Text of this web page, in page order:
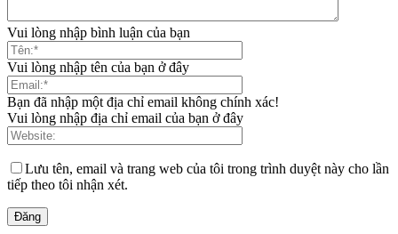
Vui lòng nhập bình luận của bạn
Vui lòng nhập tên của bạn ở đây
Bạn đã nhập một địa chỉ email không chính xác!
Vui lòng nhập địa chỉ email của bạn ở đây
Lưu tên, email và trang web của tôi trong trình duyệt này cho lần
tiếp theo tôi nhận xét.